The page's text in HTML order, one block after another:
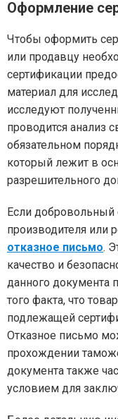
Оформление
Чтобы оформить
или продавцу
сертификации
материал для
исследуют
проводится анализ
обязательном
который лежит в
разрешительного
Если добровольный
производителя или
отказное письмо.
качество и
данного документа
того факта, что
подлежащей
Отказное письмо
прохождении
документа также
условием для